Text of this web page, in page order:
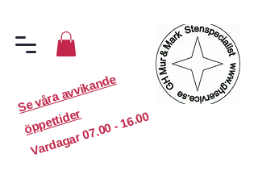
S
e
v
år
a
a
v
vi
k
a
n
d
e
ö
p
p
etti
d
er
Vardagar
07.00 - 16.00